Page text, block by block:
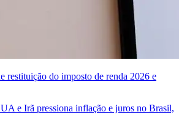
restituição do imposto de renda 2026 e